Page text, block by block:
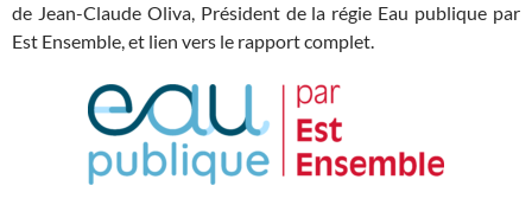
de Jean-Claude Oliva, Président de la régie Eau publique par
Est Ensemble, et lien vers le rapport complet.